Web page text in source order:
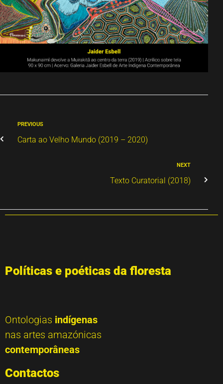
PREVIOUS
Carta ao Velho Mundo (2019 – 2020)
NEXT
Texto Curatorial (2018)
Políticas e poéticas da floresta
Ontologias indígenas
nas artes amazónicas
contemporâneas
Contactos